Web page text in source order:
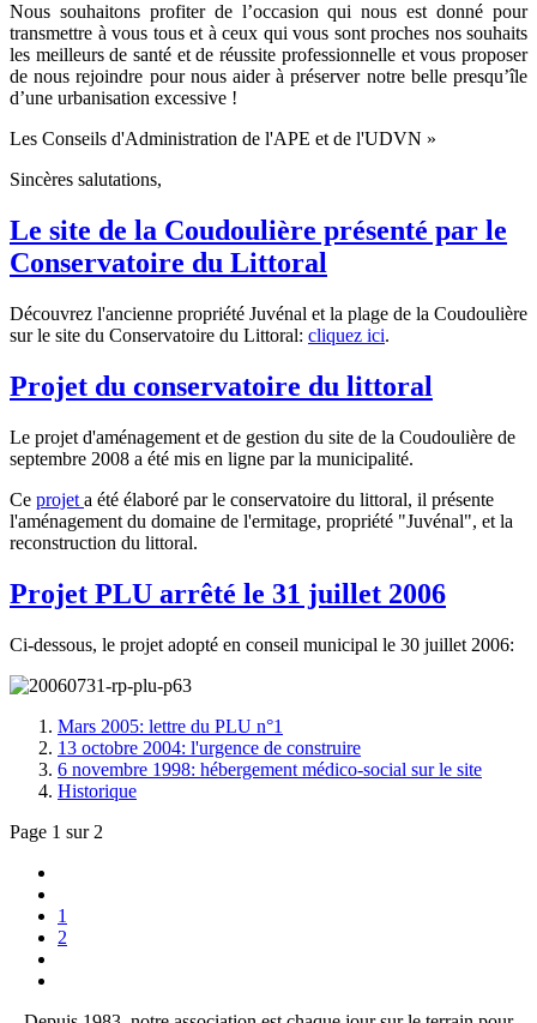
Nous souhaitons profiter de l’occasion qui nous est donné pour
transmettre à vous tous et à ceux qui vous sont proches nos souhaits
les meilleurs de santé et de réussite professionnelle et vous proposer
de nous rejoindre pour nous aider à préserver notre belle presqu’île
d’une urbanisation excessive !
Les Conseils d'Administration de l'APE et de l'UDVN »
Sincères salutations,
Le site de la Coudoulière présenté par le
Conservatoire du Littoral
Découvrez l'ancienne propriété Juvénal et la plage de la Coudoulière
sur le site du Conservatoire du Littoral: cliquez ici.
Projet du conservatoire du littoral
Le projet d'aménagement et de gestion du site de la Coudoulière de
septembre 2008 a été mis en ligne par la municipalité.
Ce projet a été élaboré par le conservatoire du littoral, il présente
l'aménagement du domaine de l'ermitage, propriété "Juvénal", et la
reconstruction du littoral.
Projet PLU arrêté le 31 juillet 2006
Ci-dessous, le projet adopté en conseil municipal le 30 juillet 2006:
Mars 2005: lettre du PLU n°1
13 octobre 2004: l'urgence de construire
6 novembre 1998: hébergement médico-social sur le site
Historique
Page 1 sur 2
1
2